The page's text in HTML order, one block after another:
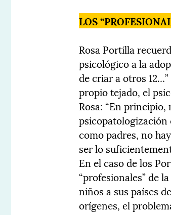
LOS
Rosa Portilla
psicológico a la
de criar a otros
propio tejado, el
Rosa: “En
psicopatologización
como padres, no
ser lo
En el caso de los
“profesionales” de
niños a sus países
orígenes, el